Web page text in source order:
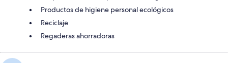
Productos de higiene personal ecológicos
Reciclaje
Regaderas ahorradoras